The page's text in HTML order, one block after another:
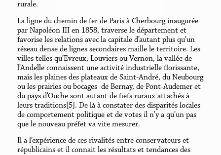
rurale.
La ligne du chemin de fer de Paris à Cherbourg inaugurée
par Napoléon III en 1858, traverse le département et
favorise les relations avec la capitale d’autant plus qu’un
réseau dense de lignes secondaires maille le territoire. Les
villes telles qu’Evreux, Louviers ou Vernon, la vallée de
l’Andelle connaissent une activité industrielle florissante,
mais les plaines des plateaux de Saint-André, du Neubourg
ou les prairies ou bocages de Bernay, de Pont-Audemer et
du pays d’Ouche sont autant de fiefs ruraux attachés à
leurs traditions[5]. De là à constater des disparités locales
de comportement politique et de votes il n’y a qu’un pas
que le nouveau préfet va vite mesurer.
Il a l’expérience de ces rivalités entre conservateurs et
républicains et il connait les résultats et tendances des